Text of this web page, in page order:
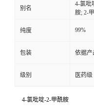
别名
4-氯吡
胺; 2-
纯度 99%
包装 依据产
级别 医药级
4-氯吡啶-2-甲酰胺